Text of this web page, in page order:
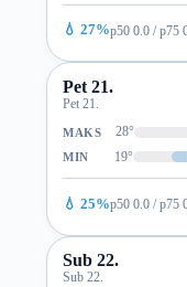
💧 27%p50 0.0 / p75
Pet 21.
Pet 21.
MAKS 28°
MIN 19°
💧 25%p50 0.0 / p75
Sub 22.
Sub 22.